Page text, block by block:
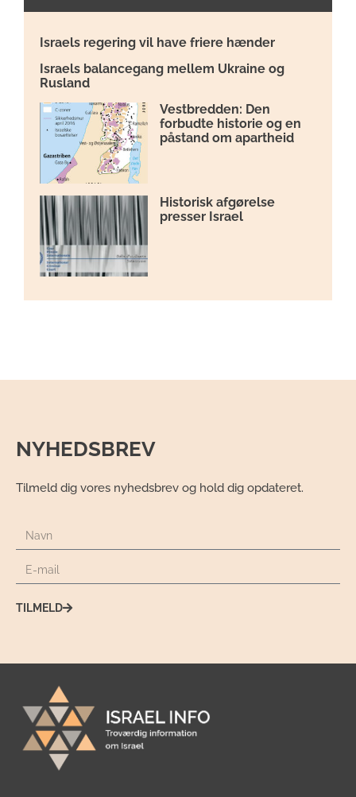
Israels regering vil have friere hænder
Israels balancegang mellem Ukraine og
Rusland
Vestbredden: Den
forbudte historie og en
påstand om apartheid
Historisk afgørelse
presser Israel
NYHEDSBREV
Tilmeld dig vores nyhedsbrev og hold dig opdateret.
TILMELD